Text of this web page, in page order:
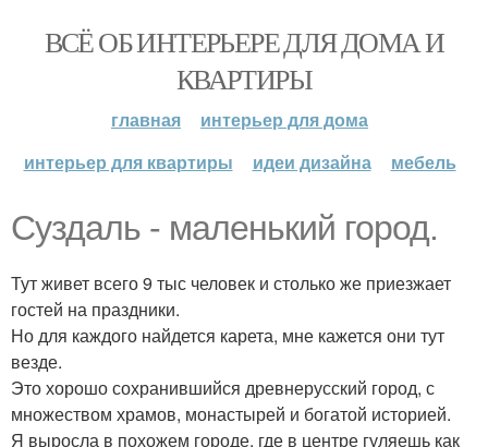
ВСЁ ОБ ИНТЕРЬЕРЕ ДЛЯ ДОМА И
КВАРТИРЫ
главная
интерьер для дома
интерьер для квартиры
идеи дизайна мебель
Суздаль - маленький город.
Тут живет всего 9 тыс человек и столько же приезжает
гостей на праздники.
Но для каждого найдется карета, мне кажется они тут
везде.
Это хорошо сохранившийся древнерусский город, с
множеством храмов, монастырей и богатой историей.
Я выросла в похожем городе, где в центре гуляешь как